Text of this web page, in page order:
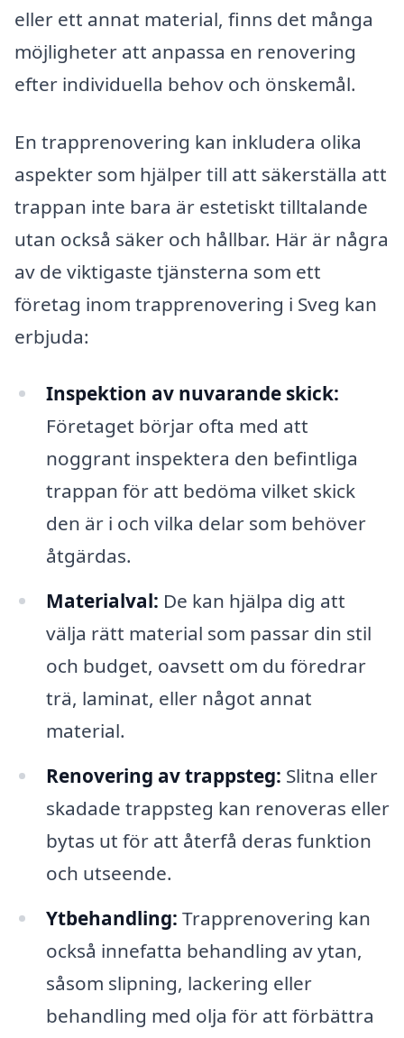
eller ett annat material, finns det många
möjligheter att anpassa en renovering
efter individuella behov och önskemål.
En trapprenovering kan inkludera olika
aspekter som hjälper till att säkerställa att
trappan inte bara är estetiskt tilltalande
utan också säker och hållbar. Här är några
av de viktigaste tjänsterna som ett
företag inom trapprenovering i Sveg kan
erbjuda:
Inspektion av nuvarande skick:
Företaget börjar ofta med att
noggrant inspektera den befintliga
trappan för att bedöma vilket skick
den är i och vilka delar som behöver
åtgärdas.
Materialval: De kan hjälpa dig att
välja rätt material som passar din stil
och budget, oavsett om du föredrar
trä, laminat, eller något annat
material.
Renovering av trappsteg: Slitna eller
skadade trappsteg kan renoveras eller
bytas ut för att återfå deras funktion
och utseende.
Ytbehandling: Trapprenovering kan
också innefatta behandling av ytan,
såsom slipning, lackering eller
behandling med olja för att förbättra